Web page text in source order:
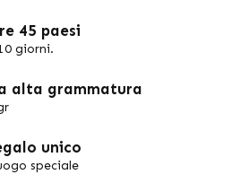
45 paesi
giorni.
alta grammatura
unico
speciale